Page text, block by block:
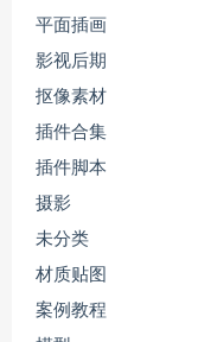
平面插画
影视后期
抠像素材
插件合集
插件脚本
摄影
未分类
材质贴图
案例教程